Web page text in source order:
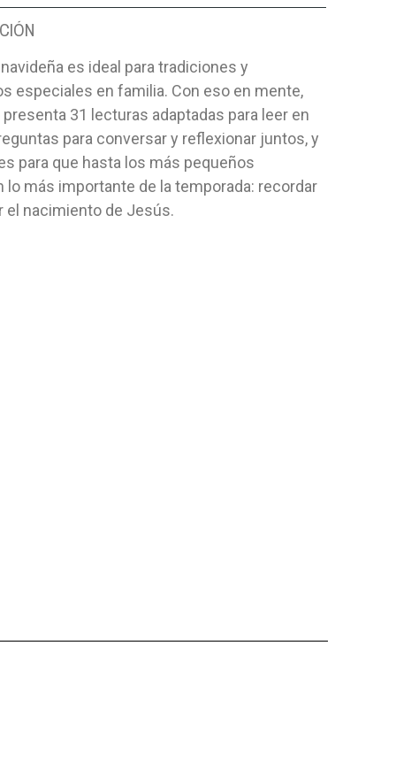
es ideal para tradiciones y
especiales en familia. Con eso en mente,
31 lecturas adaptadas para leer en
para conversar y reflexionar juntos, y
para que hasta los más pequeños
lo más importante de la temporada: recordar
el nacimiento de Jesús.